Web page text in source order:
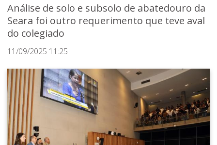
Análise de solo e subsolo de abatedouro da
Seara foi outro requerimento que teve aval
do colegiado
11/09/2025 11:25